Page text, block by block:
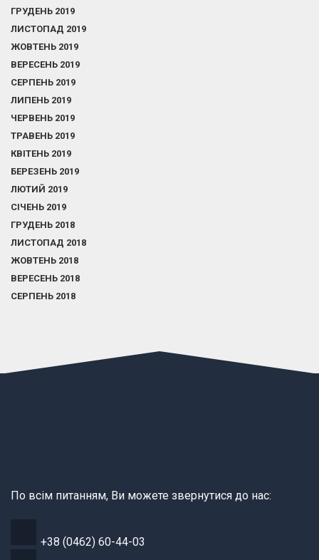
ГРУДЕНЬ 2019
ЛИСТОПАД 2019
ЖОВТЕНЬ 2019
ВЕРЕСЕНЬ 2019
СЕРПЕНЬ 2019
ЛИПЕНЬ 2019
ЧЕРВЕНЬ 2019
ТРАВЕНЬ 2019
КВІТЕНЬ 2019
БЕРЕЗЕНЬ 2019
ЛЮТИЙ 2019
СІЧЕНЬ 2019
ГРУДЕНЬ 2018
ЛИСТОПАД 2018
ЖОВТЕНЬ 2018
ВЕРЕСЕНЬ 2018
СЕРПЕНЬ 2018
По всім питанням, Ви можете звернутися до нас:
+38 (0462) 60-44-03